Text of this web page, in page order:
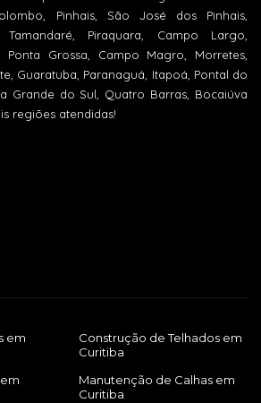
Pinhais, São José dos Pinhais,
Tamandaré, Piraquara, Campo Largo,
Ponta Grossa, Campo Magro, Morretes,
Guaratuba, Paranaguá, Itapoá, Pontal do
Grande do Sul, Quatro Barras, Bocaiúva
regiões atendidas!
em
Construção de Telhados em
Curitiba
Manutenção de Calhas em
Curitiba